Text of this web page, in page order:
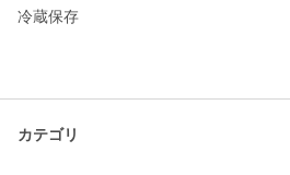
冷蔵保存
カテゴリ